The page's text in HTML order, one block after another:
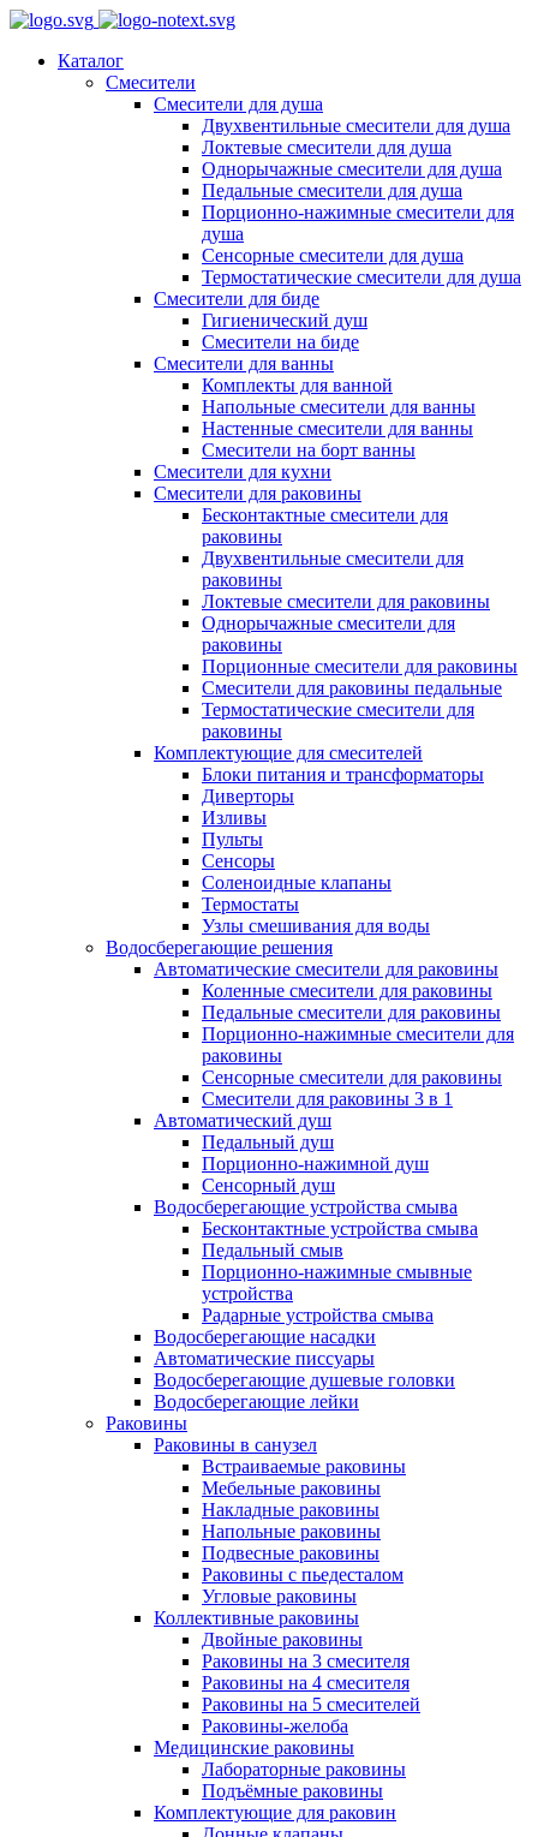
Каталог
Смесители
Смесители для душа
Двухвентильные смесители для душа
Локтевые смесители для душа
Однорычажные смесители для душа
Педальные смесители для душа
Порционно-нажимные смесители для
душа
Сенсорные смесители для душа
Термостатические смесители для душа
Смесители для биде
Гигиенический душ
Смесители на биде
Смесители для ванны
Комплекты для ванной
Напольные смесители для ванны
Настенные смесители для ванны
Смесители на борт ванны
Смесители для кухни
Смесители для раковины
Бесконтактные смесители для
раковины
Двухвентильные смесители для
раковины
Локтевые смесители для раковины
Однорычажные смесители для
раковины
Порционные смесители для раковины
Смесители для раковины педальные
Термостатические смесители для
раковины
Комплектующие для смесителей
Блоки питания и трансформаторы
Диверторы
Изливы
Пульты
Сенсоры
Соленоидные клапаны
Термостаты
Узлы смешивания для воды
Водосберегающие решения
Автоматические смесители для раковины
Коленные смесители для раковины
Педальные смесители для раковины
Порционно-нажимные смесители для
раковины
Сенсорные смесители для раковины
Смесители для раковины 3 в 1
Автоматический душ
Педальный душ
Порционно-нажимной душ
Сенсорный душ
Водосберегающие устройства смыва
Бесконтактные устройства смыва
Педальный смыв
Порционно-нажимные смывные
устройства
Радарные устройства смыва
Водосберегающие насадки
Автоматические писсуары
Водосберегающие душевые головки
Водосберегающие лейки
Раковины
Раковины в санузел
Встраиваемые раковины
Мебельные раковины
Накладные раковины
Напольные раковины
Подвесные раковины
Раковины с пьедесталом
Угловые раковины
Коллективные раковины
Двойные раковины
Раковины на 3 смесителя
Раковины на 4 смесителя
Раковины на 5 смесителей
Раковины-желоба
Медицинские раковины
Лабораторные раковины
Подъёмные раковины
Комплектующие для раковин